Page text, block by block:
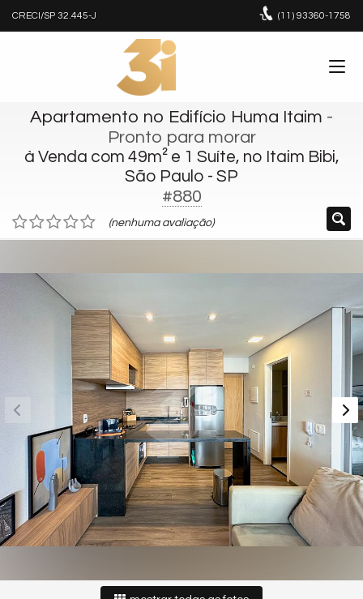
CRECI/SP 32.445-J (11) 93360-1758
Apartamento no Edifício Huma Itaim -
Pronto para morar
à Venda com 49m² e 1 Suíte, no Itaim Bibi,
São Paulo - SP
#880
(nenhuma avaliação)